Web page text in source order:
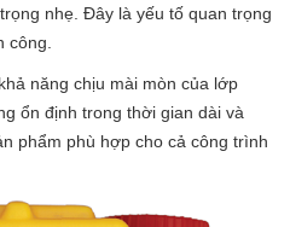
nhẹ. Đây là yếu tố quan trọng
công.
năng chịu mài mòn của lớp
ổn định trong thời gian dài và
phẩm phù hợp cho cả công trình